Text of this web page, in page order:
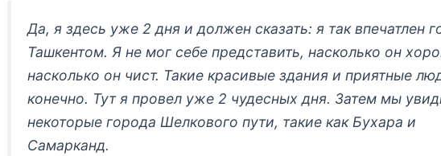
Да, я здесь уже 2 дня и должен сказать: я так впечатлен
Ташкентом. Я не мог себе представить, насколько он
насколько он чист. Такие красивые здания и приятные
конечно. Тут я провел уже 2 чудесных дня. Затем мы
некоторые города Шелкового пути, такие как Бухара и
Самарканд.